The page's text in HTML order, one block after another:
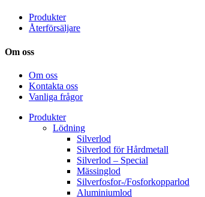
Produkter
Återförsäljare
Om oss
Om oss
Kontakta oss
Vanliga frågor
Produkter
Lödning
Silverlod
Silverlod för Hårdmetall
Silverlod – Special
Mässinglod
Silverfosfor-/Fosforkopparlod
Aluminiumlod